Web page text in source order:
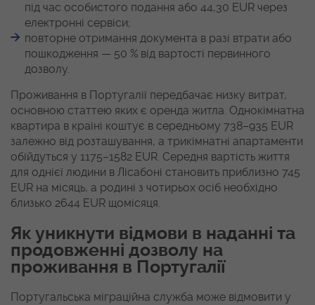
під час особистого подання або 44,30 EUR через
електронні сервіси;
повторне отримання документа в разі втрати або
пошкодження — 50 % від вартості первинного
дозволу.
Проживання в Португалії передбачає низку витрат,
основною статтею яких є оренда житла. Однокімнатна
квартира в країні коштує в середньому 738–935 EUR
залежно від розташування, а трикімнатні апартаменти
обійдуться у 1175–1582 EUR. Середня вартість життя
для однієї людини в Лісабоні становить приблизно 745
EUR на місяць, а родині з чотирьох осіб необхідно
близько 2644 EUR щомісяця.
Як уникнути відмови в наданні та
продовженні дозволу на
проживання в Португалії
Португальська міграційна служба може відмовити у